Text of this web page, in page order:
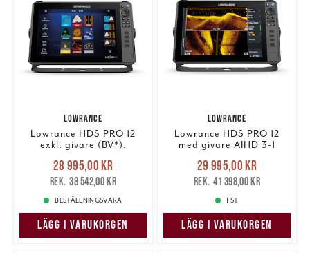
LOWRANCE
Lowrance HDS PRO 12
exkl. givare (BV*).
Nuvarande pris
28 995,00 krTidigare pris
38 542,00 kr
28 995,00 kr
38 542,00 kr
BESTÄLLNINGSVARA
LÄGG I VARUKORGEN
LOWRANCE
Lowrance HDS PRO 12
med givare AIHD 3-1
Nuvarande pris
29 995,00 krTidigare pris
41 398,00 kr
29 995,00 kr
41 398,00 kr
1 ST
LÄGG I VARUKORGEN